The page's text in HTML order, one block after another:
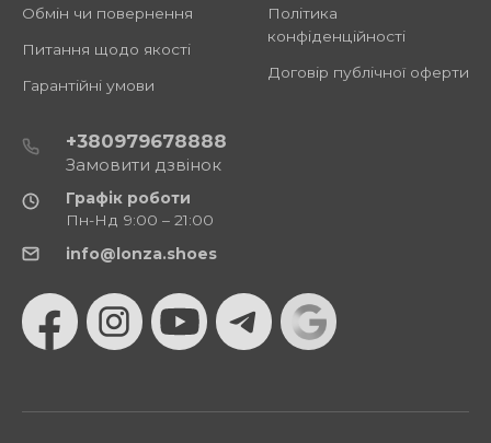
Обмін чи повернення
Питання щодо якості
Гарантійні умови
Політика
конфіденційності
Договір публічної оферти
+380979678888
Замовити дзвінок
Графік роботи
Пн-Нд 9:00 – 21:00
info@lonza.shoes